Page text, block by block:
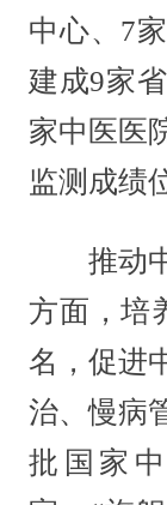
中心、7
建成9家
家中医医
监测成绩
推动中
方面，培
名，促进
治、慢病
批国家